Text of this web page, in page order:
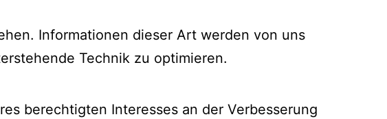
Informationen dieser Art werden von uns
Technik zu optimieren.
berechtigten Interesses an der Verbesserung